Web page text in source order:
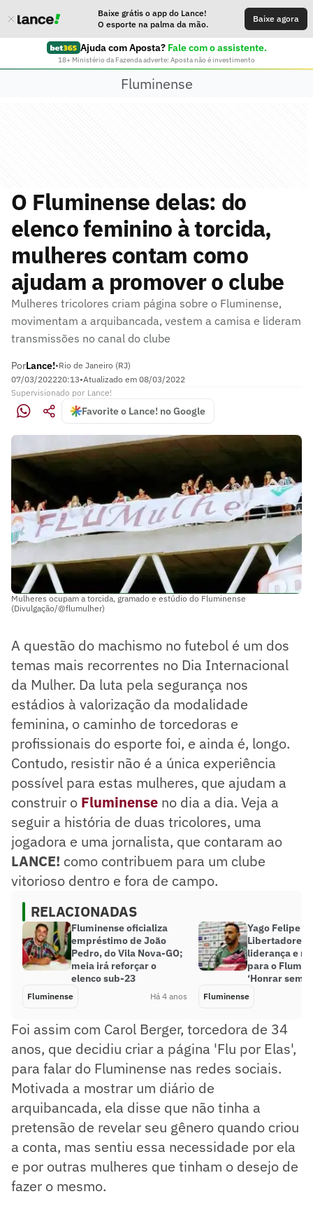
Baixe grátis o app do Lance!
O esporte na palma da mão.
Baixe agora
Ajuda com Aposta? Fale com o assistente.
18+ Ministério da Fazenda adverte: Aposta não é investimento
Fluminense
O Fluminense delas: do
elenco feminino à torcida,
mulheres contam como
ajudam a promover o clube
Mulheres tricolores criam página sobre o Fluminense,
movimentam a arquibancada, vestem a camisa e lideram
transmissões no canal do clube
PorLance!•Rio de Janeiro (RJ)
07/03/202220:13•Atualizado em 08/03/2022
Supervisionado por Lance!
Favorite o Lance! no Google
Mulheres ocupam a torcida, gramado e estúdio do Fluminense
(Divulgação/@flumulher)
A questão do machismo no futebol é um dos
temas mais recorrentes no Dia Internacional
da Mulher. Da luta pela segurança nos
estádios à valorização da modalidade
feminina, o caminho de torcedoras e
profissionais do esporte foi, e ainda é, longo.
Contudo, resistir não é a única experiência
possível para estas mulheres, que ajudam a
construir o Fluminense no dia a dia. Veja a
seguir a história de duas tricolores, uma
jogadora e uma jornalista, que contaram ao
LANCE! como contribuem para um clube
vitorioso dentro e fora de campo.
RELACIONADAS
Fluminense oficializa
empréstimo de João
Pedro, do Vila Nova-GO;
meia irá reforçar o
elenco sub-23
Fluminense Há 4 anos
Yago Felipe
Libertadores,
liderança e
para o
‘Honrar
Fluminense
Foi assim com Carol Berger, torcedora de 34
anos, que decidiu criar a página 'Flu por Elas',
para falar do Fluminense nas redes sociais.
Motivada a mostrar um diário de
arquibancada, ela disse que não tinha a
pretensão de revelar seu gênero quando criou
a conta, mas sentiu essa necessidade por ela
e por outras mulheres que tinham o desejo de
fazer o mesmo.